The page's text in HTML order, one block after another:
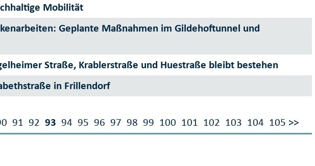
91 92 93 94 95 96 97 98 99 100 101 102 103 104 105 >>
Mobilität
Geplante Maßnahmen im Gildehoftunnel und
Straße, Krablerstraße und Huestraße bleibt bestehen
in Frillendorf